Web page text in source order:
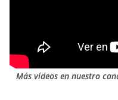
Más vídeos en nuestro